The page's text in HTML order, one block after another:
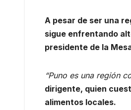
A pesar de ser una
sigue enfrentando
presidente de la
“Puno es una región
dirigente, quien
alimentos locales.